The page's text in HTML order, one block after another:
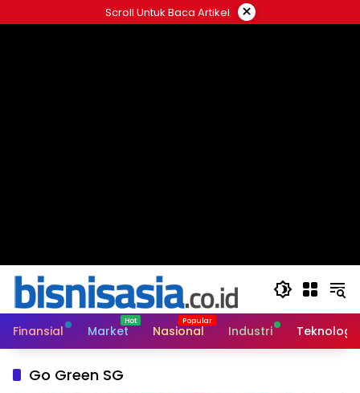
ke
Scroll Untuk Baca Artikel ×
Finansial Market Nasional Industri Teknologi
Go Green SG